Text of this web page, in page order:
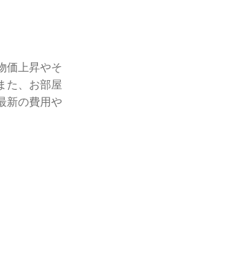
価上昇やそ
た、お部屋
新の費用や